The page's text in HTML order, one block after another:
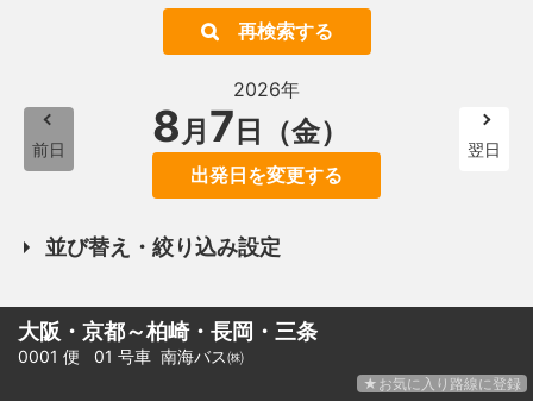
再検索する
前日
2026年
8月 7 日（金）
出発日を変更する
翌日
並び替え・絞り込み設定
大阪・京都～柏崎・長岡・三条
0001 便 01 号車 南海バス㈱
★お気に入り路線に登録